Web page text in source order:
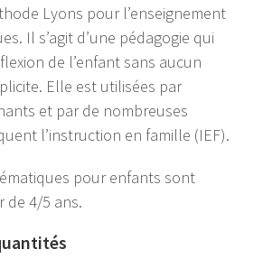
Lyons pour l’enseignement
Il s’agit d’une pédagogie qui
de l’enfant sans aucun
Elle est utilisées par
et par de nombreuses
l’instruction en famille (IEF).
pour enfants sont
de 4/5 ans.